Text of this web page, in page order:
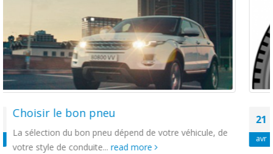
de
21
avr
Comment lire un pneumatique ?
Prenons l’exemple du pneu Michelin Primacy
pouvez observer que la marque du...
read more